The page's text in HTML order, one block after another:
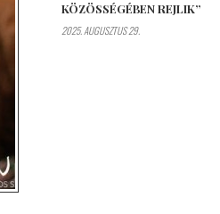
KÖZÖSSÉGÉBEN REJLIK”
2025. AUGUSZTUS 29.